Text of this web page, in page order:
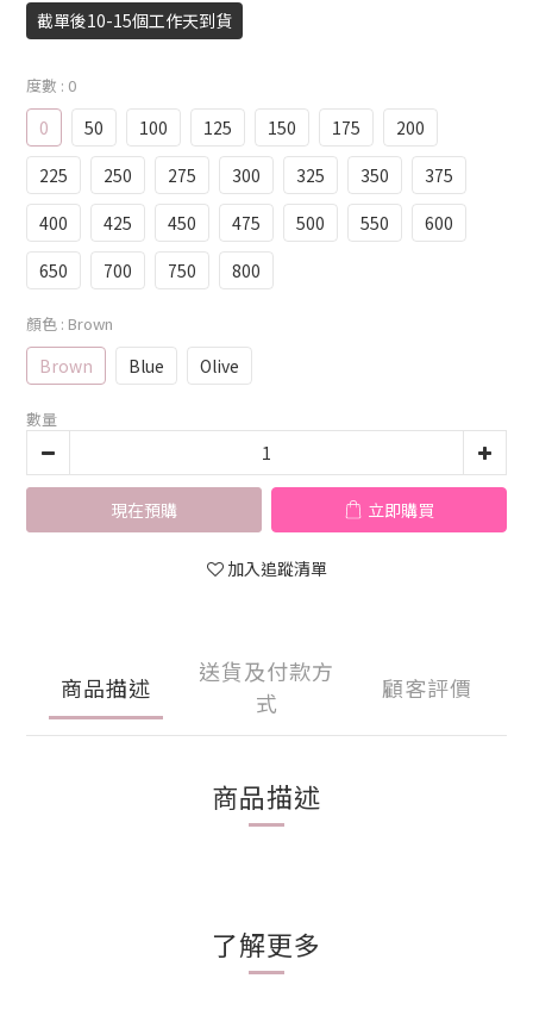
截單後10-15個工作天到貨
度數 : 0
0 50 100 125 150 175
200
225
250 275 300 325 350
375
400
425 450 475 500 550
600
650
700 750 800
顏色 : Brown
Brown Blue Olive
數量
現在預購 立即購買
加入追蹤清單
商品描述
送貨及付款方
式
顧客評價
商品描述
了解更多